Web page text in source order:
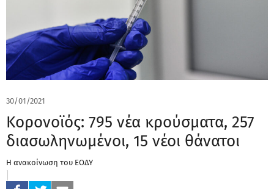
30/01/2021
Κορονοϊός: 795 νέα κρούσματα, 257
διασωληνωμένοι, 15 νέοι θάνατοι
Η ανακοίνωση του ΕΟΔΥ